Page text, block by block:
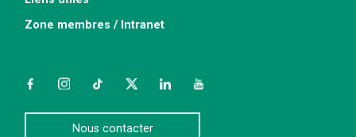
Zone membres / Intranet
FacebookInstagramTikTokTwitterLinkedInYouTube
Nous contacter